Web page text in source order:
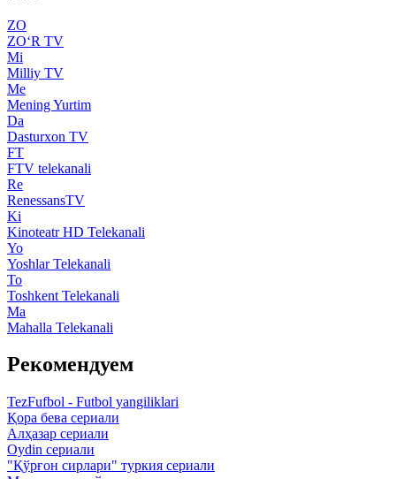
ZO
ZO‘R TV
Mi
Milliy TV
Me
Mening Yurtim
Da
Dasturxon TV
FT
FTV telekanali
Re
RenessansTV
Ki
Kinoteatr HD Telekanali
Yo
Yoshlar Telekanali
To
Toshkent Telekanali
Ma
Mahalla Telekanali
Рекомендуем
TezFufbol - Futbol yangiliklari
Қора бева сериали
Алҳазар сериали
Oydin сериали
"Қўрғон сирлари" туркия сериали